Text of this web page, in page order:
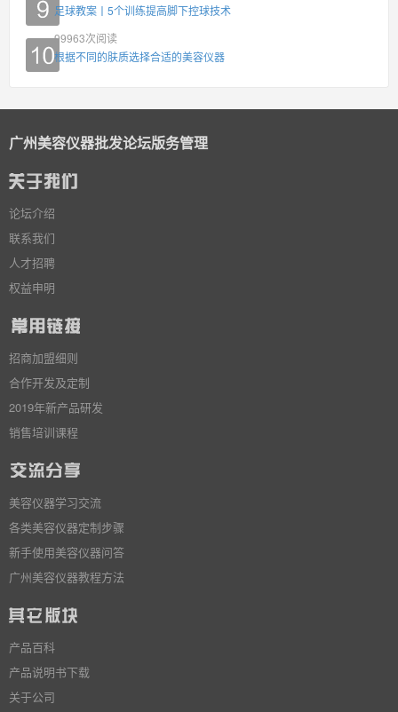
足球教案丨5个训练提高脚下控球技术
99963次阅读
根据不同的肤质选择合适的美容仪器
广州美容仪器批发论坛版务管理
论坛介绍
联系我们
人才招聘
权益申明
招商加盟细则
合作开发及定制
2019年新产品研发
销售培训课程
美容仪器学习交流
各类美容仪器定制步骤
新手使用美容仪器问答
广州美容仪器教程方法
产品百科
产品说明书下载
关于公司